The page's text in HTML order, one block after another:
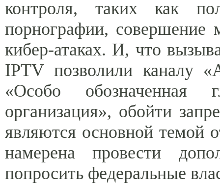
контроля, таких как
порнографии, совершение
кибер-атаках. И, что
IPTV позволили каналу
«Особо обозначенная
организация», обойти
являются основной темой
намерена провести
попросить федеральные